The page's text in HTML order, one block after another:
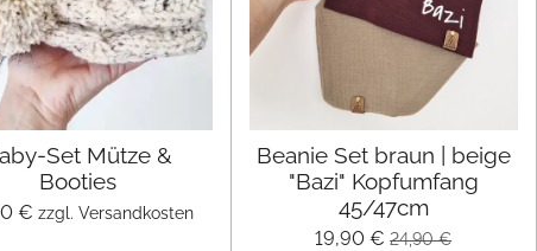
Set Mütze &
Booties
€ zzgl. Versandkosten
Beanie Set braun | beige
"Bazi" Kopfumfang
45/47cm
19,90 € 24,90 €